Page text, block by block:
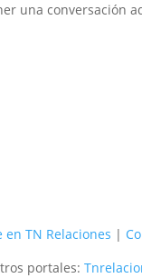
una conversación
en TN Relaciones |
portales: